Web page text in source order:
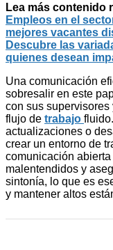
Lea más contenido
Empleos en el
mejores vacantes
Descubre las
quienes desean
Una comunicación
sobresalir en este
con sus
flujo de trabajo
actualizaciones o
crear un entorno de
comunicación
malentendidos y
sintonía, lo que es
y mantener altos